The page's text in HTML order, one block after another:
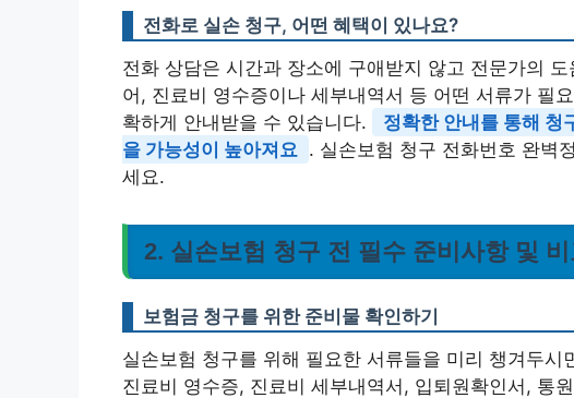
전화로 실손 청구, 어떤 혜택이 있나요?
전화 상담은 시간과 장소에 구애받지 않고 전문가의
어, 진료비 영수증이나 세부내역서 등 어떤 서류가 필
확하게 안내받을 수 있습니다.
정확한 안내를 통해 청
을 가능성이 높아져요
. 실손보험 청구 전화번호 완벽
세요.
2. 실손보험 청구 전 필수 준비사항 및
보험금 청구를 위한 준비물 확인하기
실손보험 청구를 위해 필요한 서류들을 미리 챙겨두
진료비 영수증, 진료비 세부내역서, 입퇴원확인서, 통